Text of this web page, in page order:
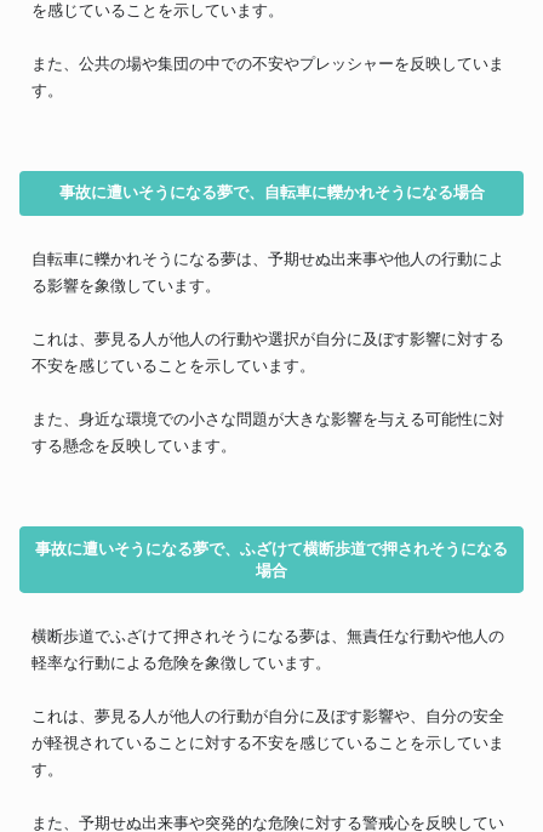
を感じていることを示しています。
また、公共の場や集団の中での不安やプレッシャーを反映していま
す。
事故に遭いそうになる夢で、自転車に轢かれそうになる場合
自転車に轢かれそうになる夢は、予期せぬ出来事や他人の行動によ
る影響を象徴しています。
これは、夢見る人が他人の行動や選択が自分に及ぼす影響に対する
不安を感じていることを示しています。
また、身近な環境での小さな問題が大きな影響を与える可能性に対
する懸念を反映しています。
事故に遭いそうになる夢で、ふざけて横断歩道で押されそうになる
場合
横断歩道でふざけて押されそうになる夢は、無責任な行動や他人の
軽率な行動による危険を象徴しています。
これは、夢見る人が他人の行動が自分に及ぼす影響や、自分の安全
が軽視されていることに対する不安を感じていることを示していま
す。
また、予期せぬ出来事や突発的な危険に対する警戒心を反映してい